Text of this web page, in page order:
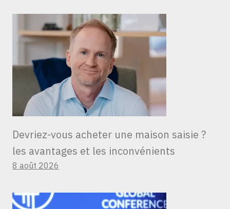
Devriez-vous acheter une maison saisie ?
les avantages et les inconvénients
8 août 2026